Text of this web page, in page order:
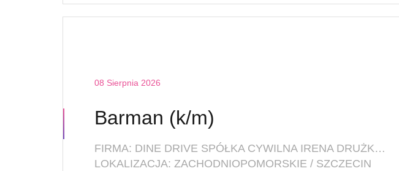
08 Sierpnia 2026
Barman (k/m)
FIRMA: DINE DRIVE SPÓŁKA CYWILNA IRENA DRUŻKOWSKA, KAROLINA RATAJKIEWICZ
LOKALIZACJA: ZACHODNIOPOMORSKIE / SZCZECIN